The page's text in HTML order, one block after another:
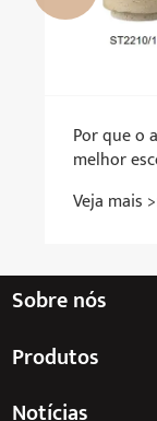
Por que o
melhor
Veja mais
Sobre nós
Produtos